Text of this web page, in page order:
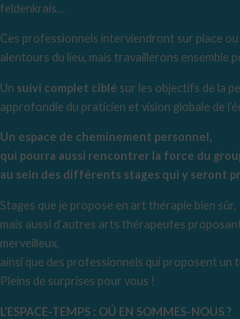
feldenkrais…
Ces professionnels interviendront sur place
alentours du lieu, mais travaillerons ensemble
Un suivi complet ciblé sur les objectifs de la
approfondie du praticien et vision globale de
Un espace de cheminement personnel,
qui pourra aussi rencontrer la force du
au sein des différents stages qui y seront
Stages que je propose en art thérapie bien sûr,
mais aussi d’autres arts thérapeutes
merveilleux,
ainsi que des professionnels qui proposent un
Pleins de surprises pour vous !
L’ESPACE-TEMPS : OÚ EN SOMMES-NOUS ?